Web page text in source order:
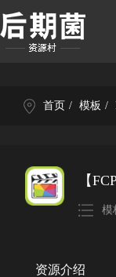
首页 / 模板 /
【
模
资源介绍